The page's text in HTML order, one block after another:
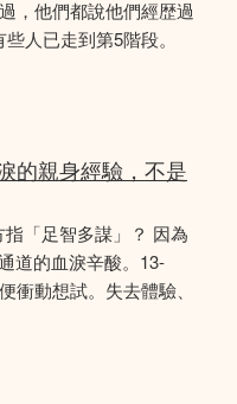
，他們都說他們經歴過
人已走到第5階段。
的親身經驗，不是
「足智多謀」？ 因為
道的血淚辛酸。13-
衝動想試。失去體驗、